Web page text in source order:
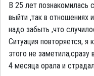
В 25 лет познакомилась
выйти ,так в отношениях
надо забыть ,что
Ситуация повторяется,
этого не
4 месяца орала и